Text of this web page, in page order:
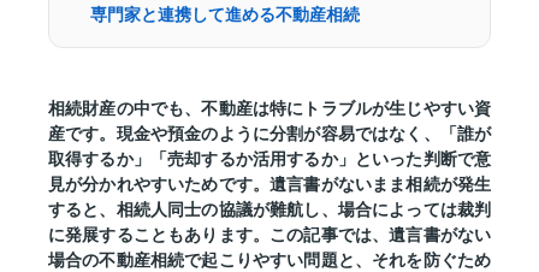
専門家と連携して進める不動産相続
相続財産の中でも、不動産は特にトラブルが生じやすい資
産です。現金や預金のように分割が容易ではなく、「誰が
取得するか」「売却するか活用するか」といった判断で意
見が分かれやすいためです。遺言書がないまま相続が発生
すると、相続人同士の協議が難航し、場合によっては裁判
に発展することもあります。この記事では、遺言書がない
場合の不動産相続で起こりやすい問題と、それを防ぐため